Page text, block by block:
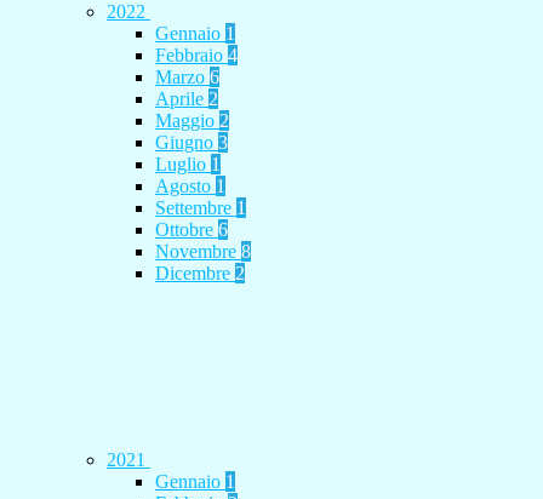
2022
Gennaio 1
Febbraio 4
Marzo 6
Aprile 2
Maggio 2
Giugno 3
Luglio 1
Agosto 1
Settembre 1
Ottobre 6
Novembre 8
Dicembre 2
2021
Gennaio 1